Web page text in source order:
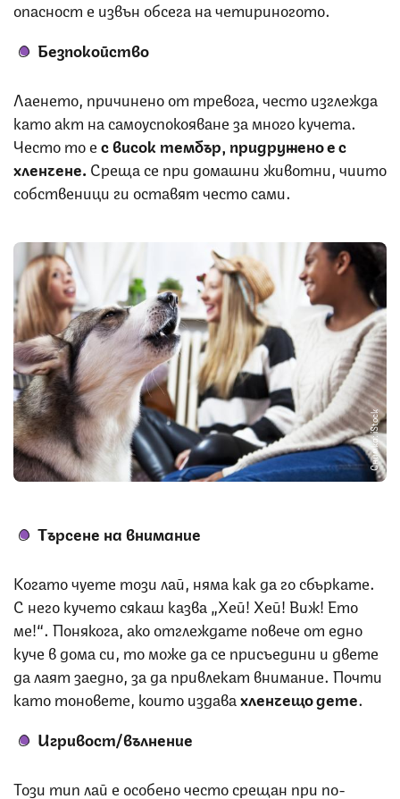
опасност е извън обсега на четириногото.
Безпокойство
Лаенето, причинено от тревога, често изглежда
като акт на самоуспокояване за много кучета.
Често то ес висок тембър, придружено е с
хленчене. Среща се при домашни животни, чиито
собственици ги оставят често сами.
Снимка: iStock
Търсене на внимание
Когато чуете този лай, няма как да го сбъркате.
С него кучето сякаш казва „Хей! Хей! Виж! Ето
ме!“. Понякога, ако отглеждате повече от едно
куче в дома си, то може да се присъедини и двете
да лаят заедно, за да привлекат внимание. Почти
като тоновете, които издавахленчещо дете.
Игривост/вълнение
Този тип лай е особено често срещан при по-